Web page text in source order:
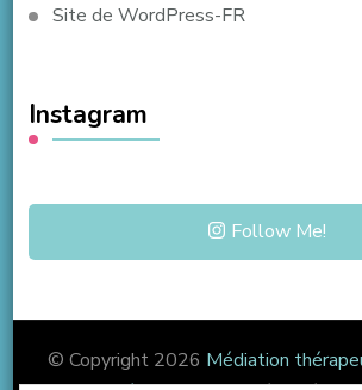
Site de WordPress-FR
Instagram
Follow Me!
© Copyright 2026 Médiation